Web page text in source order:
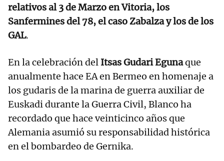
relativos al 3 de Marzo en Vitoria, los
Sanfermines del 78, el caso Zabalza y los de los
GAL.
En la celebración del Itsas Gudari Egunaque
anualmente hace EA en Bermeo en homenaje a
los gudaris de la marina de guerra auxiliar de
Euskadi durante la Guerra Civil, Blanco ha
recordado que hace veinticinco años que
Alemania asumió su responsabilidad histórica
en el bombardeo de Gernika.